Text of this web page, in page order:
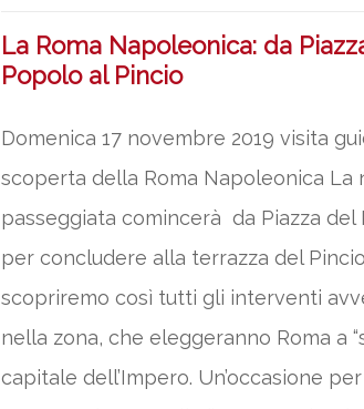
La Roma Napoleonica: da
Popolo al Pincio
Domenica 17 novembre 2019 visita
scoperta della Roma Napoleonica La
passeggiata comincerà da Piazza del
per concludere alla terrazza del
scopriremo così tutti gli interventi
nella zona, che eleggeranno Roma a
capitale dell’Impero. Un’occasione per